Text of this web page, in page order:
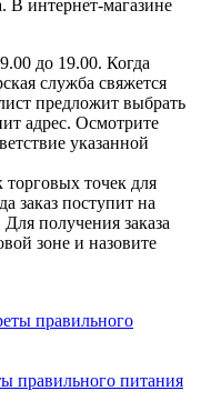
В интернет-магазине
до 19.00. Когда
служба свяжется
предложит выбрать
адрес. Осмотрите
указанной
точек для
заказ поступит на
получения заказа
зоне и назовите
правильного питания